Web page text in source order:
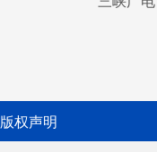
版权声明